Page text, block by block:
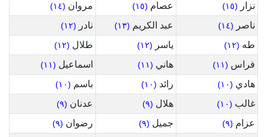
نزار (١٥) عصام (١٥) مروان (١٤)
ناصر (١٤) عبد الكريم (١٣) نادر (١٢)
طه (١٢) ياسر (١٢) طلال (١٢)
فراس (١١) هاني (١١) اسماعيل (١١)
هادي (١٠) رائد (١٠) باسم (١٠)
غالب (١٠) هلال (٩) عدنان (٩)
عزام (٩) جميل (٩) رضوان (٩)